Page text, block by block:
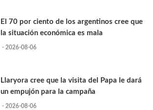
El 70 por ciento de los argentinos cree que
la situación económica es mala
- 2026-08-06
Llaryora cree que la visita del Papa le dará
un empujón para la campaña
- 2026-08-06